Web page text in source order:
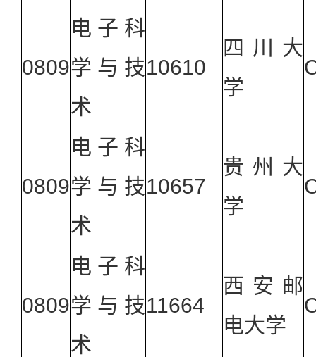
0809
电子科
学与技
术
10610
四川大
学
0809
电子科
学与技
术
10657
贵州大
学
0809
电子科
学与技
术
11664
西安邮
电大学